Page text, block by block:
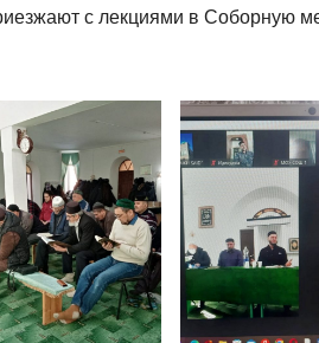
с лекциями в Соборную